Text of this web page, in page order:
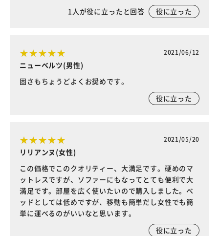
1人が役に立ったと回答 役に立った
2021/06/12
ニューベルツ(男性)
固さもちょうどよくお奨めです。
役に立った
2021/05/20
リリアンヌ(女性)
この価格でこのクオリティー、大満足です。硬めのマ
ットレスですが、ソファーにもなってとても便利で大
満足です。部屋を広く使いたいので購入しました。ベ
ッドとしては低めですが、移動も簡単だし女性でも簡
単に運べるのがいいなと思います。
役に立った